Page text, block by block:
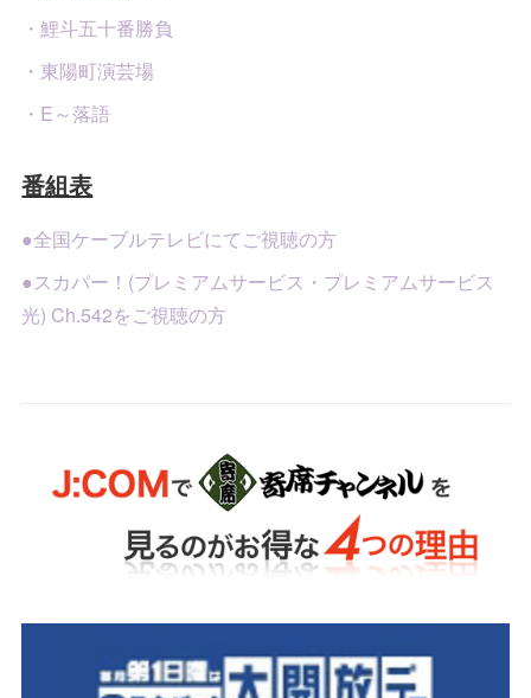
・鯉斗五十番勝負
・東陽町演芸場
・E～落語
番組表
●全国ケーブルテレビにてご視聴の方
●スカパー！(プレミアムサービス・プレミアムサービス
光) Ch.542をご視聴の方